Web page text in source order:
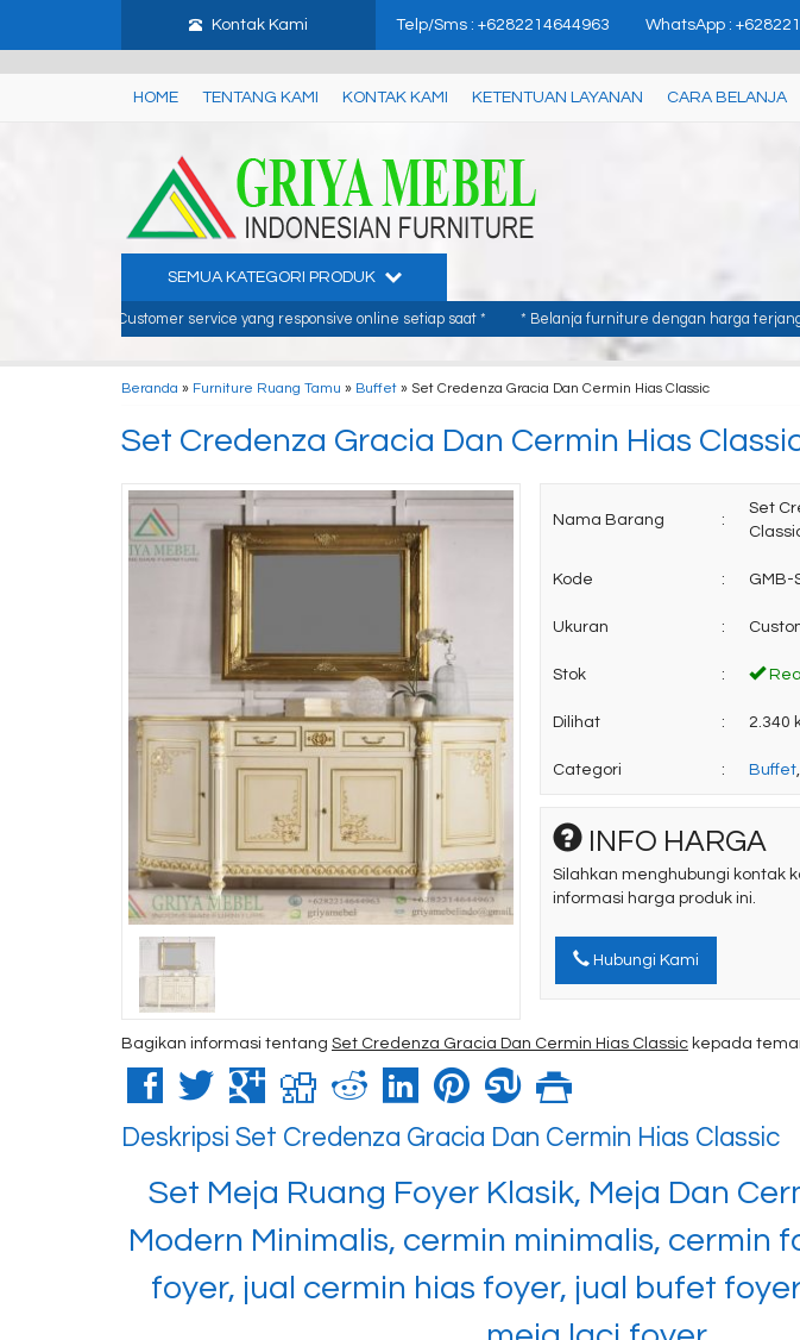
Kontak Kami Telp/Sms : +6282214644963 WhatsApp :
HOME TENTANG KAMI KONTAK KAMI KETENTUAN LAYANAN CARA BELANJA
SEMUA KATEGORI PRODUK
service yang responsive online setiap saat * * Belanja furniture dengan harga terjangkau dan kwalitas yang
Beranda » Furniture Ruang Tamu » Buffet » Set Credenza Gracia Dan Cermin Hias Classic
Set Credenza Gracia Dan Cermin Hias
Nama Barang :
Set
Kode : GMB-
Ukuran :
Stok :
Dilihat : 2.340
Categori : Buffet
INFO HARGA
Silahkan menghubungi kontak
informasi harga produk ini.
Hubungi Kami
Bagikan informasi tentang Set Credenza Gracia Dan Cermin Hias Classic kepada
Deskripsi Set Credenza Gracia Dan Cermin Hias Classic
Set Meja Ruang Foyer Klasik, Meja Dan
Modern Minimalis, cermin minimalis, cermin
foyer, jual cermin hias foyer, jual bufet